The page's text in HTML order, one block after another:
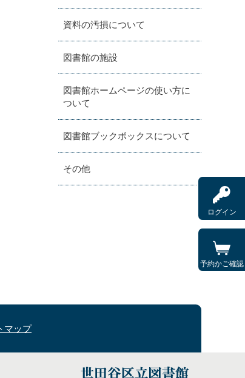
ログイン
予約かご確認
資料の汚損について
図書館の施設
図書館ホームページの使い方に
ついて
図書館ブックボックスについて
その他
マップ